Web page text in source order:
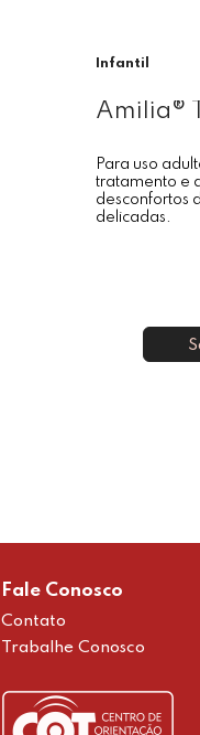
Infantil
Amilia®
Para uso
tratamento e
desconfortos
delicadas.
Fale Conosco
Contato
Trabalhe Conosco